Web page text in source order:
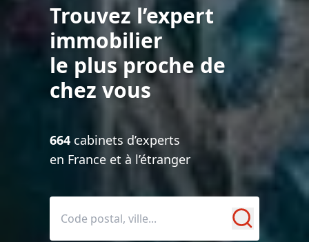
Trouvez l’expert
immobilier
le plus proche de
chez vous
664 cabinets d’experts
en France et à l’étranger